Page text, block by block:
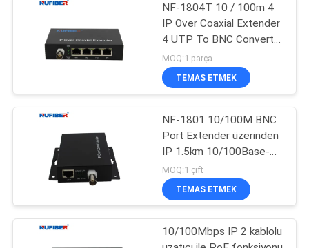
BIZIMLE
ILETIŞIME
GEÇIN
HABERLER
TEKLIF
25G SFP28 Alıcı-
24
10G SFP + Alıcı-
Verici
NF-1804T 10 / 100m 4
IP Over Coaxial Extender
4 UTP To BNC Converter
2km Güç kaynağı 12V
MOQ:1 parça
TEMAS ETMEK
NF-1801 10/100M BNC
Port Extender üzerinden
IP 1.5km 10/100Base-T
RJ45'ten Koaksiyel
Değiştiricise DC12V
Pürüzsüz ve Istikrarlı Ağ
MOQ:1 çift
TEMAS ETMEK
10/100Mbps IP 2 kablolu